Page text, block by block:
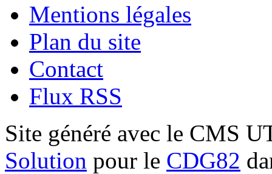
Mentions légales
Plan du site
Contact
Flux RSS
Site généré avec le CMS
Solution pour le CDG82